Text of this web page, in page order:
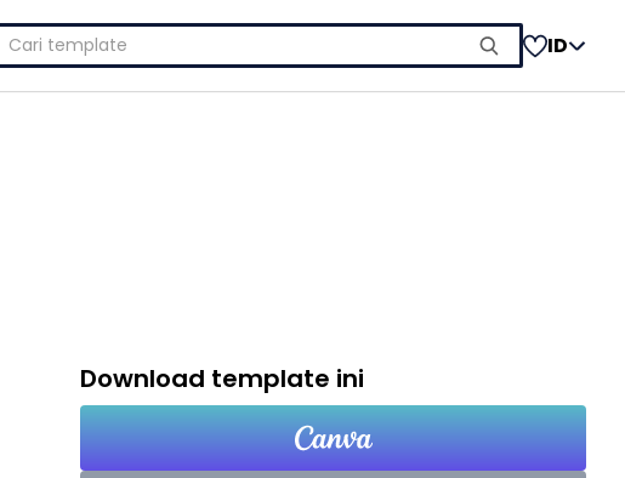
Cari
ID
Download template ini